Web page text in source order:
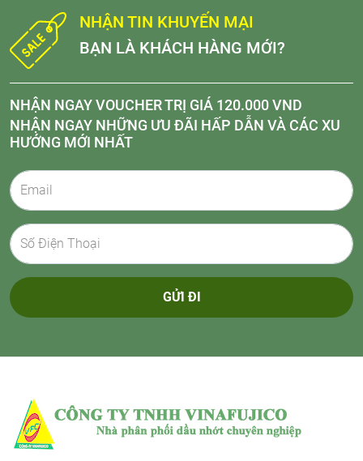
NHẬN TIN KHUYẾN MẠI
BẠN LÀ KHÁCH HÀNG MỚI?
NHẬN NGAY VOUCHER TRỊ GIÁ 120.000 VND
NHẬN NGAY NHỮNG ƯU ĐÃI HẤP DẪN VÀ CÁC XU
HƯỚNG MỚI NHẤT
GỬI ĐI